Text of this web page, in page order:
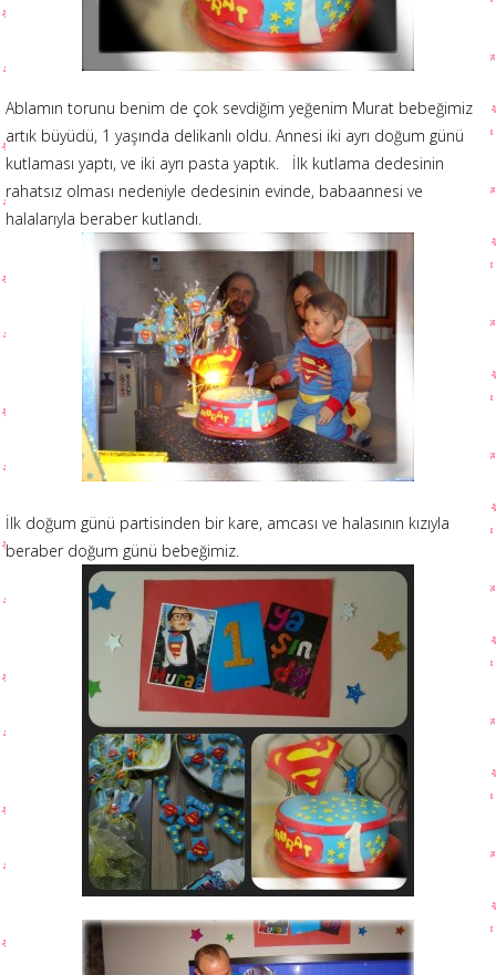
Ablamın torunu benim de çok sevdiğim yeğenim Murat bebeğimiz
artık büyüdü, 1 yaşında delikanlı oldu. Annesi iki ayrı doğum günü
kutlaması yaptı, ve iki ayrı pasta yaptık. İlk kutlama dedesinin
rahatsız olması nedeniyle dedesinin evinde, babaannesi ve
halalarıyla beraber kutlandı.
İlk doğum günü partisinden bir kare, amcası ve halasının kızıyla
beraber doğum günü bebeğimiz.